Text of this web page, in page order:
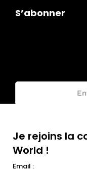
S’abonner
Je rejoins la
World !
Email :